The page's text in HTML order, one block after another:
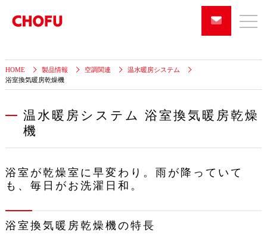
HOME 製品情報 空調関連
温水暖房システム
浴室換気暖房乾燥機
温水暖房システム 浴室換気暖房乾燥
機
浴室が乾燥室に早変わり。雨が降っていて
も、毎日がお洗濯日和。
浴室換気暖房乾燥機の特長